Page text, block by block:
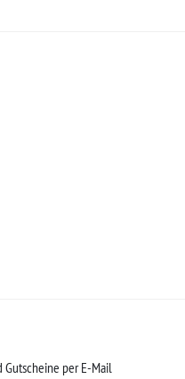
Gutscheine per E-Mail